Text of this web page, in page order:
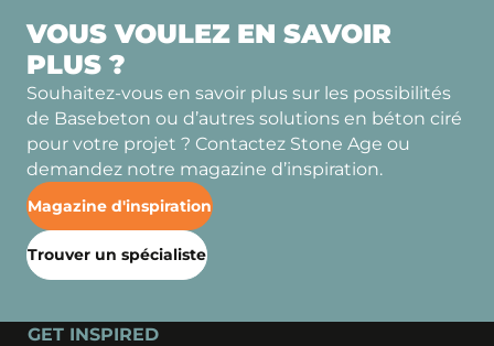
VOUS VOULEZ EN SAVOIR
PLUS ?
Souhaitez-vous en savoir plus sur les possibilités
de Basebeton ou d’autres solutions en béton ciré
pour votre projet ? Contactez Stone Age ou
demandez notre magazine d’inspiration.
Magazine d'inspiration
Trouver un spécialiste
GET INSPIRED